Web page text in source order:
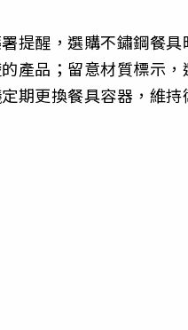
提醒，選購不鏽鋼餐
產品；留意材質標示
期更換餐具容器，維持